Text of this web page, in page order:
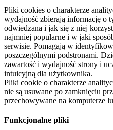
Pliki cookies o charakterze
wydajność zbierają informację o
odwiedzana i jak się z niej
najmniej popularne i w jaki
serwisie. Pomagają w
poszczególnymi podstronami.
zawartość i wydajność strony i
intuicyjną dla użytkownika.
Pliki cookie o charakterze
nie są usuwane po zamknięciu
przechowywane na komputerze
Funkcjonalne pliki